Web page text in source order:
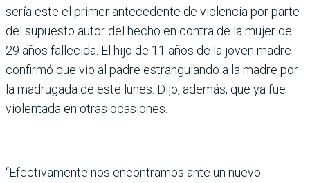
sería este el primer antecedente de violencia por parte
del supuesto autor del hecho en contra de la mujer de
29 años fallecida. El hijo de 11 años de la joven madre
confirmó que vio al padre estrangulando a la madre por
la madrugada de este lunes. Dijo, además, que ya fue
violentada en otras ocasiones.
“Efectivamente nos encontramos ante un nuevo